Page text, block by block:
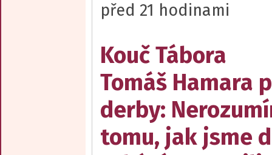
před 21 hodinami
Kouč Tábora
Tomáš Hamara
derby:
tomu, jak jsme